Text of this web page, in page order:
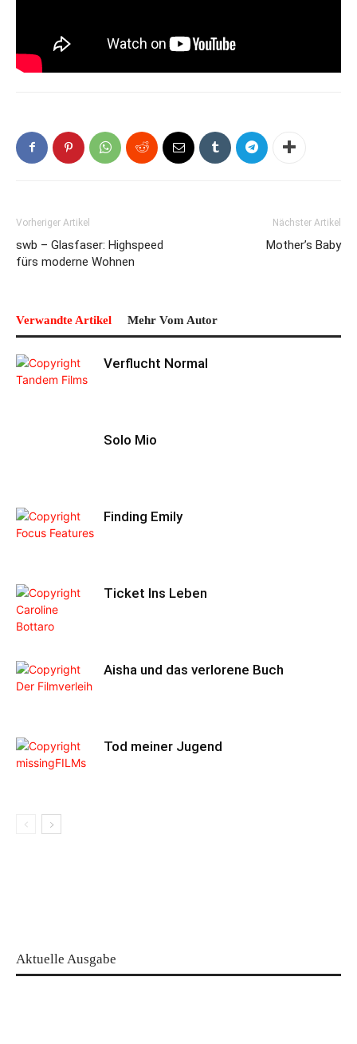
Vorheriger Artikel
swb – Glasfaser: Highspeed
fürs moderne Wohnen
Nächster Artikel
Mother’s Baby
Verwandte Artikel Mehr Vom Autor
Verflucht Normal
Solo Mio
Finding Emily
Ticket Ins Leben
Aisha und das verlorene Buch
Tod meiner Jugend
Aktuelle Ausgabe